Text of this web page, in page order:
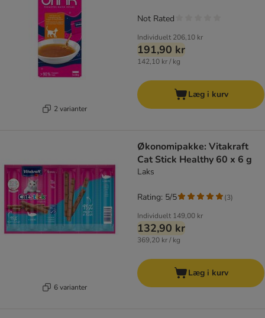
2 varianter
Individuelt 206,10 kr
191,90 kr
142,10 kr / kg
Not Rated
Læg i kurv
6 varianter
Økonomipakke: Vitakraft
Cat Stick Healthy 60 x 6 g
Laks
Individuelt 149,00 kr
132,90 kr
369,20 kr / kg
Rating: 5/5 (3)
Læg i kurv